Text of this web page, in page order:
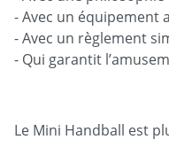
- Avec un équipement
- Avec un règlement
- Qui garantit
Le Mini Handball est